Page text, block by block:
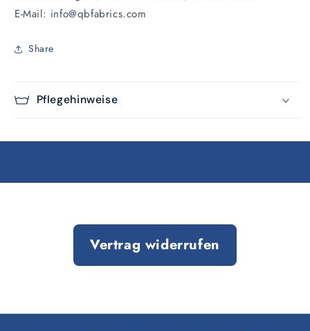
E-Mail: info@qbfabrics.com
Share
Pflegehinweise
Vertrag widerrufen